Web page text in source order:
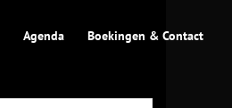
Agenda Boekingen & Contact